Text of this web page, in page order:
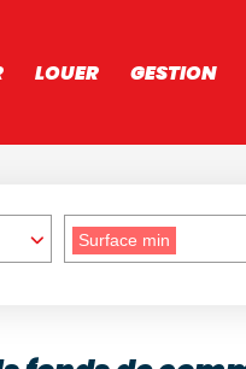
LOUER GESTION
Surface min